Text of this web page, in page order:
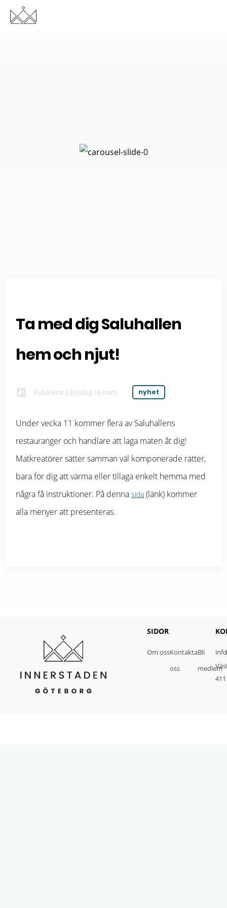
Ta med dig Saluhallen
hem och njut!
Publicerat på tisdag 16 mars nyhet
Under vecka 11 kommer flera av Saluhallens
restauranger och handlare att laga maten åt dig!
Matkreatörer sätter samman väl komponerade rätter,
bara för dig att värma eller tillaga enkelt hemma med
några få instruktioner. På dennasida (länk) kommer
alla menyer att presenteras.
SIDOR
Om ossKontakta
oss
Bli
medlem